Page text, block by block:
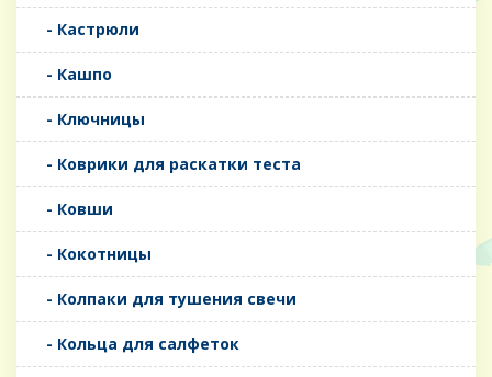
- Кастрюли
- Кашпо
- Ключницы
- Коврики для раскатки теста
- Ковши
- Кокотницы
- Колпаки для тушения свечи
- Кольца для салфеток